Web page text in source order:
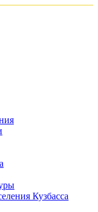
Кузбасса